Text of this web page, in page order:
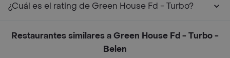
¿Cuál es el rating de Green House Fd - Turbo?
Restaurantes similares a Green House Fd - Turbo -
Belen